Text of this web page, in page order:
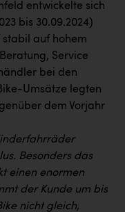
entwickelte sich
bis 30.09.2024)
stabil auf hohem
Service
bei den
Umsätze legten
dem Vorjahr
Besonders das
einen enormen
der Kunde um bis
nicht gleich,